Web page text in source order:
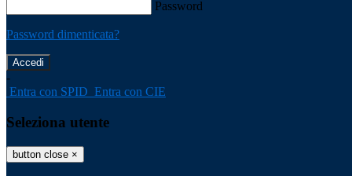
Password
Password dimenticata?
-
Entra con SPID Entra con CIE
Seleziona utente
button close ×